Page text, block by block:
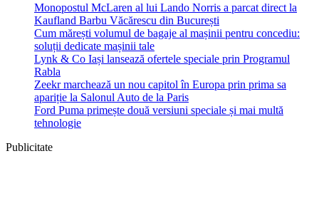
Monopostul McLaren al lui Lando Norris a parcat direct la
Kaufland Barbu Văcărescu din București
Cum mărești volumul de bagaje al mașinii pentru concediu:
soluții dedicate mașinii tale
Lynk & Co Iași lansează ofertele speciale prin Programul
Rabla
Zeekr marchează un nou capitol în Europa prin prima sa
apariție la Salonul Auto de la Paris
Ford Puma primește două versiuni speciale și mai multă
tehnologie
Publicitate